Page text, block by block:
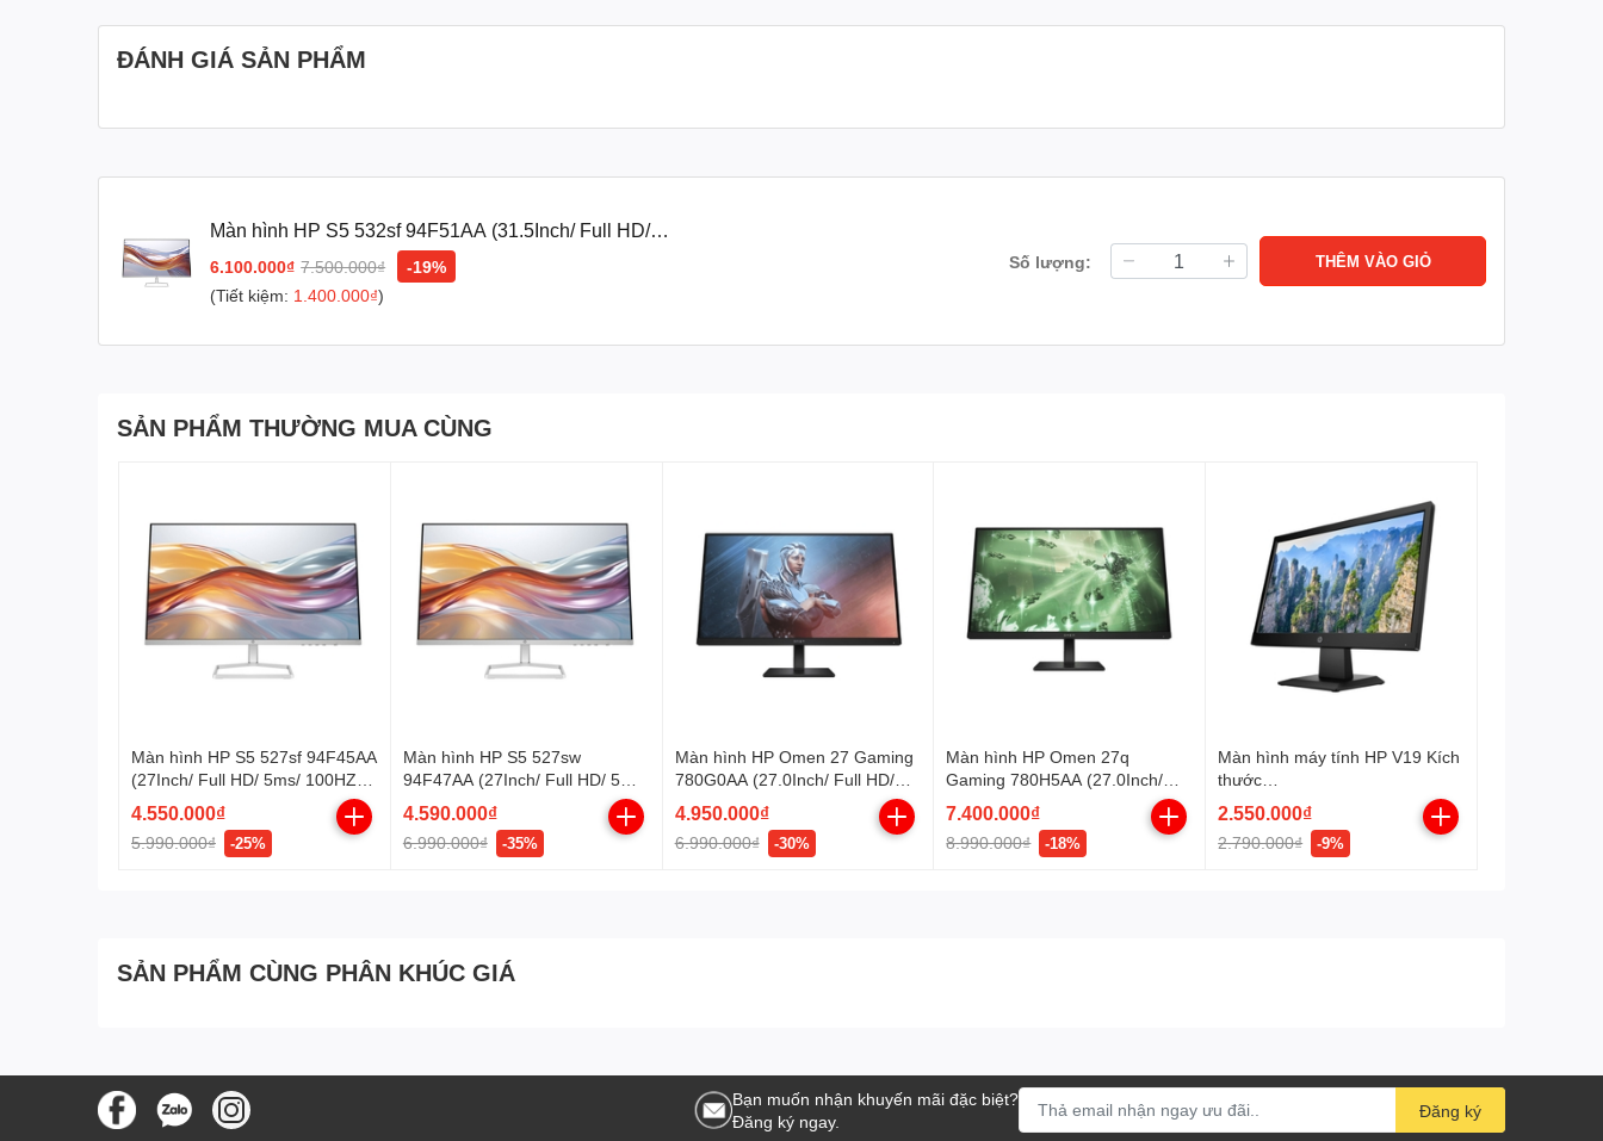
ĐÁNH GIÁ SẢN PHẨM
Màn hình HP S5 532sf 94F51AA (31.5Inch/ Full HD/
5ms/ 100HZ/ 300 cd/m2/ IPS)
6.100.000₫ 7.500.000₫
-19%
(Tiết kiệm: 1.400.000₫)
Số lượng: THÊM VÀO GIỎ
SẢN PHẨM THƯỜNG MUA CÙNG
Màn hình HP S5 527sf 94F45AA
(27Inch/ Full HD/ 5ms/ 100HZ/
300 cd/m2/ IPS)
4.550.000₫
5.990.000₫ -25%
Màn hình HP S5 527sw
94F47AA (27Inch/ Full HD/ 5ms/
100HZ/ 300 cd/m2/ IPS)
4.590.000₫
6.990.000₫ -35%
Màn hình HP Omen 27 Gaming
780G0AA (27.0Inch/ Full HD/
1ms/ 165Hz/ 400cd/m2/ IPS)
4.950.000₫
6.990.000₫ -30%
Màn hình HP Omen 27q
Gaming 780H5AA (27.0Inch/
QHD (2560x1440)/ 1ms/ 165Hz/
400cd/m2/ IPS)
7.400.000₫
8.990.000₫ -18%
Màn hình máy tính HP V19 Kích
thước
18.5INCH/1366x768@60Hz/VG
A/ĐEN (9TN41AA)
2.550.000₫
2.790.000₫ -9%
SẢN PHẨM CÙNG PHÂN KHÚC GIÁ
Bạn muốn nhận khuyến mãi đặc biệt?
Đăng ký ngay.
Đăng ký